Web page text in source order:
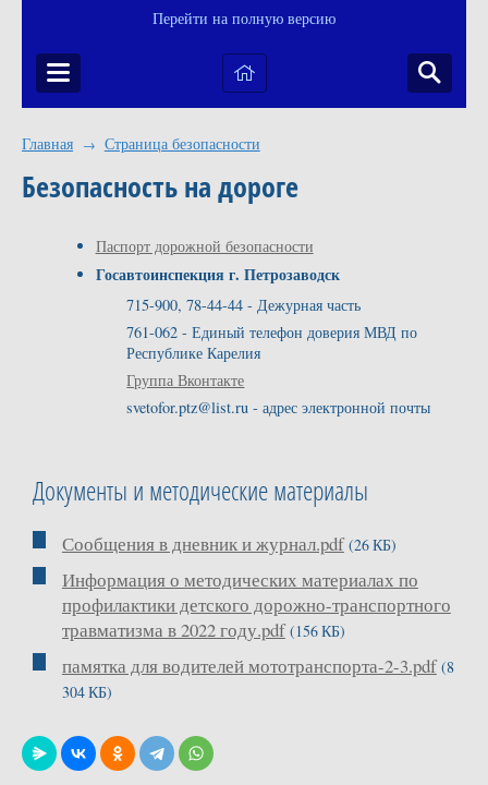
Перейти на полную версию
Главная → Страница безопасности
Безопасность на дороге
Паспорт дорожной безопасности
Госавтоинспекция г. Петрозаводск
715-900, 78-44-44 - Дежурная часть
761-062 - Единый телефон доверия МВД по
Республике Карелия
Группа Вконтакте
svetofor.ptz@list.ru - адрес электронной почты
Документы и методические материалы
Сообщения в дневник и журнал.pdf (26 КБ)
Информация о методических материалах по
профилактики детского дорожно-транспортного
травматизма в 2022 году.pdf (156 КБ)
памятка для водителей мототранспорта-2-3.pdf (8
304 КБ)